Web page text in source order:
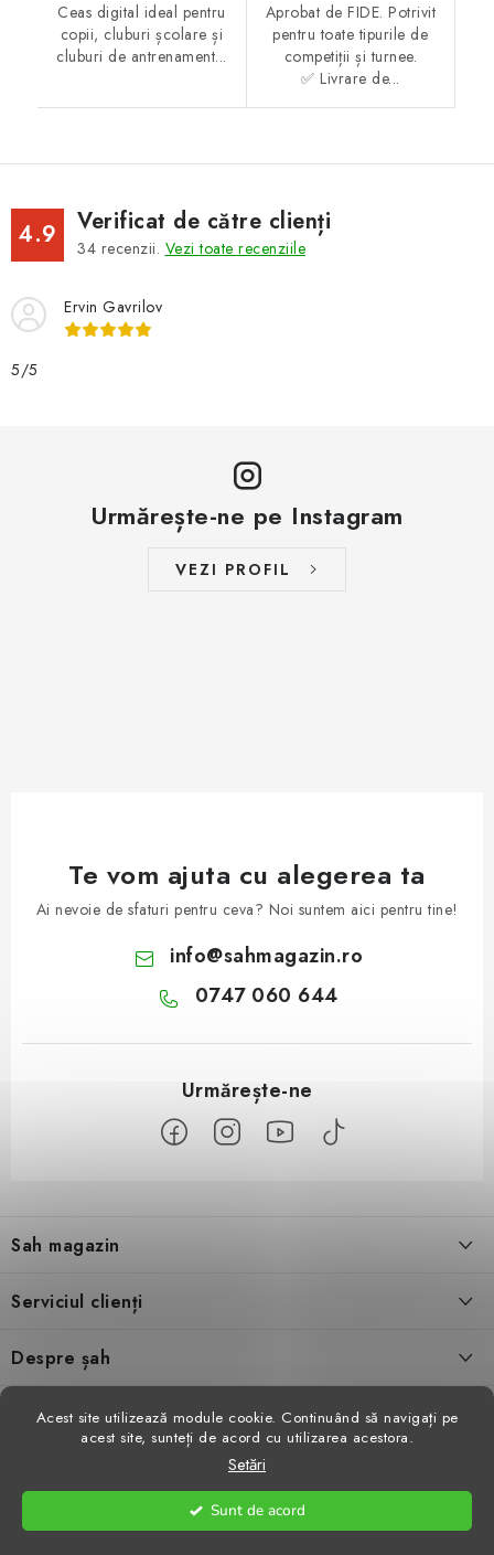
Acest site utilizează module cookie. Continuând să navigați pe
acest site, sunteți de acord cu utilizarea acestora.
Setări
Sunt de acord
Ceas digital ideal pentru
copii, cluburi școlare și
cluburi de antrenament...
Aprobat de FIDE. Potrivit
pentru toate tipurile de
competiții și turnee.
✅ Livrare de...
4.9 Verificat de către clienți
34 recenzii. Vezi toate recenziile
Ervin Gavrilov
5/5
Urmărește-ne pe Instagram
VEZI PROFIL
Te vom ajuta cu alegerea ta
Ai nevoie de sfaturi pentru ceva? Noi suntem aici pentru tine!
info@sahmagazin.ro
0747 060 644
b
o
Sah magazin
Serviciul clienți
Condiţii generale de vânzare
Despre șah
Facebook